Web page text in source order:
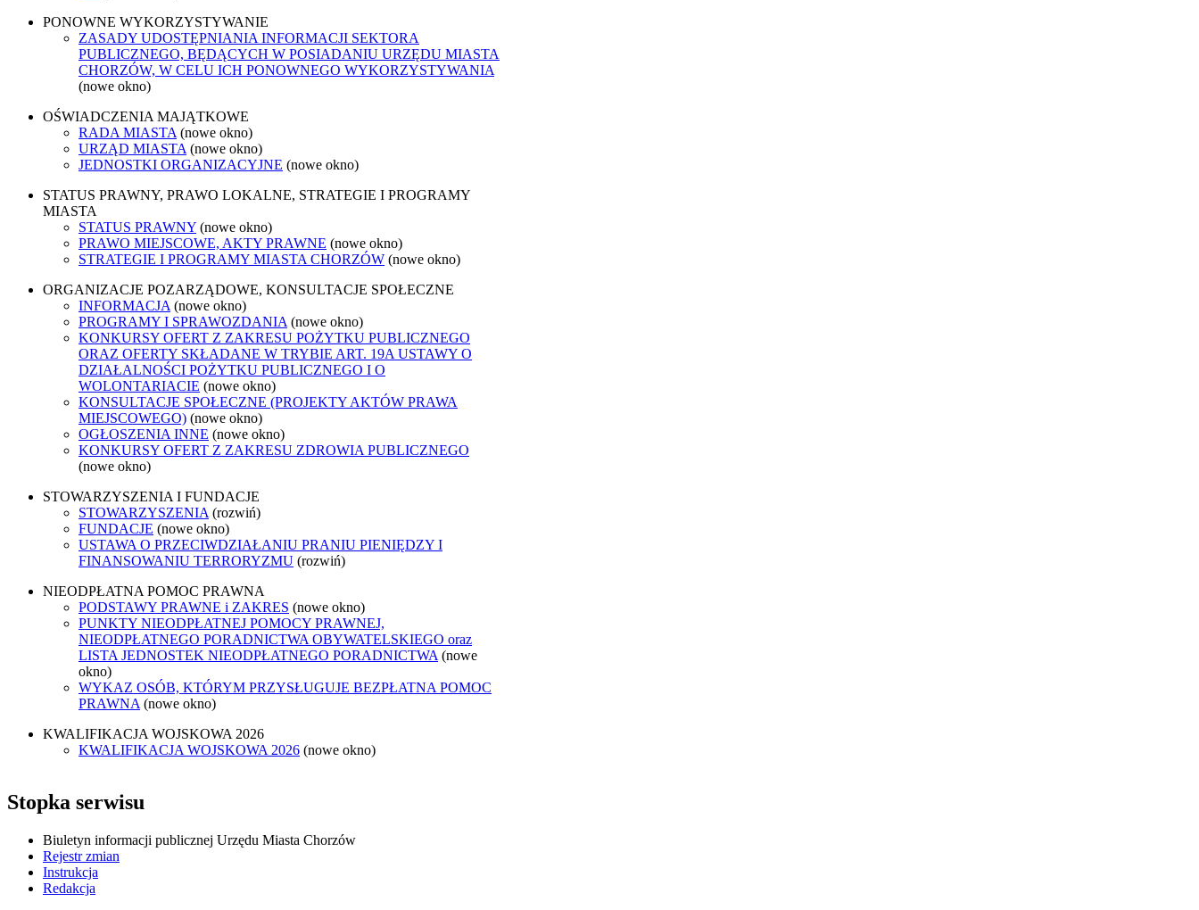
PONOWNE WYKORZYSTYWANIE
ZASADY UDOSTĘPNIANIA INFORMACJI SEKTORA
PUBLICZNEGO, BĘDĄCYCH W POSIADANIU URZĘDU MIASTA
CHORZÓW, W CELU ICH PONOWNEGO WYKORZYSTYWANIA
(nowe okno)
OŚWIADCZENIA MAJĄTKOWE
RADA MIASTA (nowe okno)
URZĄD MIASTA (nowe okno)
JEDNOSTKI ORGANIZACYJNE (nowe okno)
STATUS PRAWNY, PRAWO LOKALNE, STRATEGIE I PROGRAMY
MIASTA
STATUS PRAWNY (nowe okno)
PRAWO MIEJSCOWE, AKTY PRAWNE (nowe okno)
STRATEGIE I PROGRAMY MIASTA CHORZÓW (nowe okno)
ORGANIZACJE POZARZĄDOWE, KONSULTACJE SPOŁECZNE
INFORMACJA (nowe okno)
PROGRAMY I SPRAWOZDANIA (nowe okno)
KONKURSY OFERT Z ZAKRESU POŻYTKU PUBLICZNEGO
ORAZ OFERTY SKŁADANE W TRYBIE ART. 19A USTAWY O
DZIAŁALNOŚCI POŻYTKU PUBLICZNEGO I O
WOLONTARIACIE (nowe okno)
KONSULTACJE SPOŁECZNE (PROJEKTY AKTÓW PRAWA
MIEJSCOWEGO) (nowe okno)
OGŁOSZENIA INNE (nowe okno)
KONKURSY OFERT Z ZAKRESU ZDROWIA PUBLICZNEGO
(nowe okno)
STOWARZYSZENIA I FUNDACJE
STOWARZYSZENIA (rozwiń)
FUNDACJE (nowe okno)
USTAWA O PRZECIWDZIAŁANIU PRANIU PIENIĘDZY I
FINANSOWANIU TERRORYZMU (rozwiń)
NIEODPŁATNA POMOC PRAWNA
PODSTAWY PRAWNE i ZAKRES (nowe okno)
PUNKTY NIEODPŁATNEJ POMOCY PRAWNEJ,
NIEODPŁATNEGO PORADNICTWA OBYWATELSKIEGO oraz
LISTA JEDNOSTEK NIEODPŁATNEGO PORADNICTWA (nowe
okno)
WYKAZ OSÓB, KTÓRYM PRZYSŁUGUJE BEZPŁATNA POMOC
PRAWNA (nowe okno)
KWALIFIKACJA WOJSKOWA 2026
KWALIFIKACJA WOJSKOWA 2026 (nowe okno)
Stopka serwisu
Biuletyn informacji publicznej Urzędu Miasta Chorzów
Rejestr zmian
Instrukcja
Redakcja